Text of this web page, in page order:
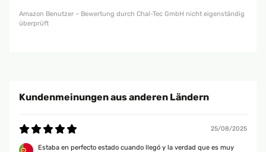
Amazon Benutzer – Bewertung durch Chal-Tec GmbH nicht eigenständig
überprüft
Kundenmeinungen aus anderen Ländern
25/08/2025
Estaba en perfecto estado cuando llegó y la verdad que es muy